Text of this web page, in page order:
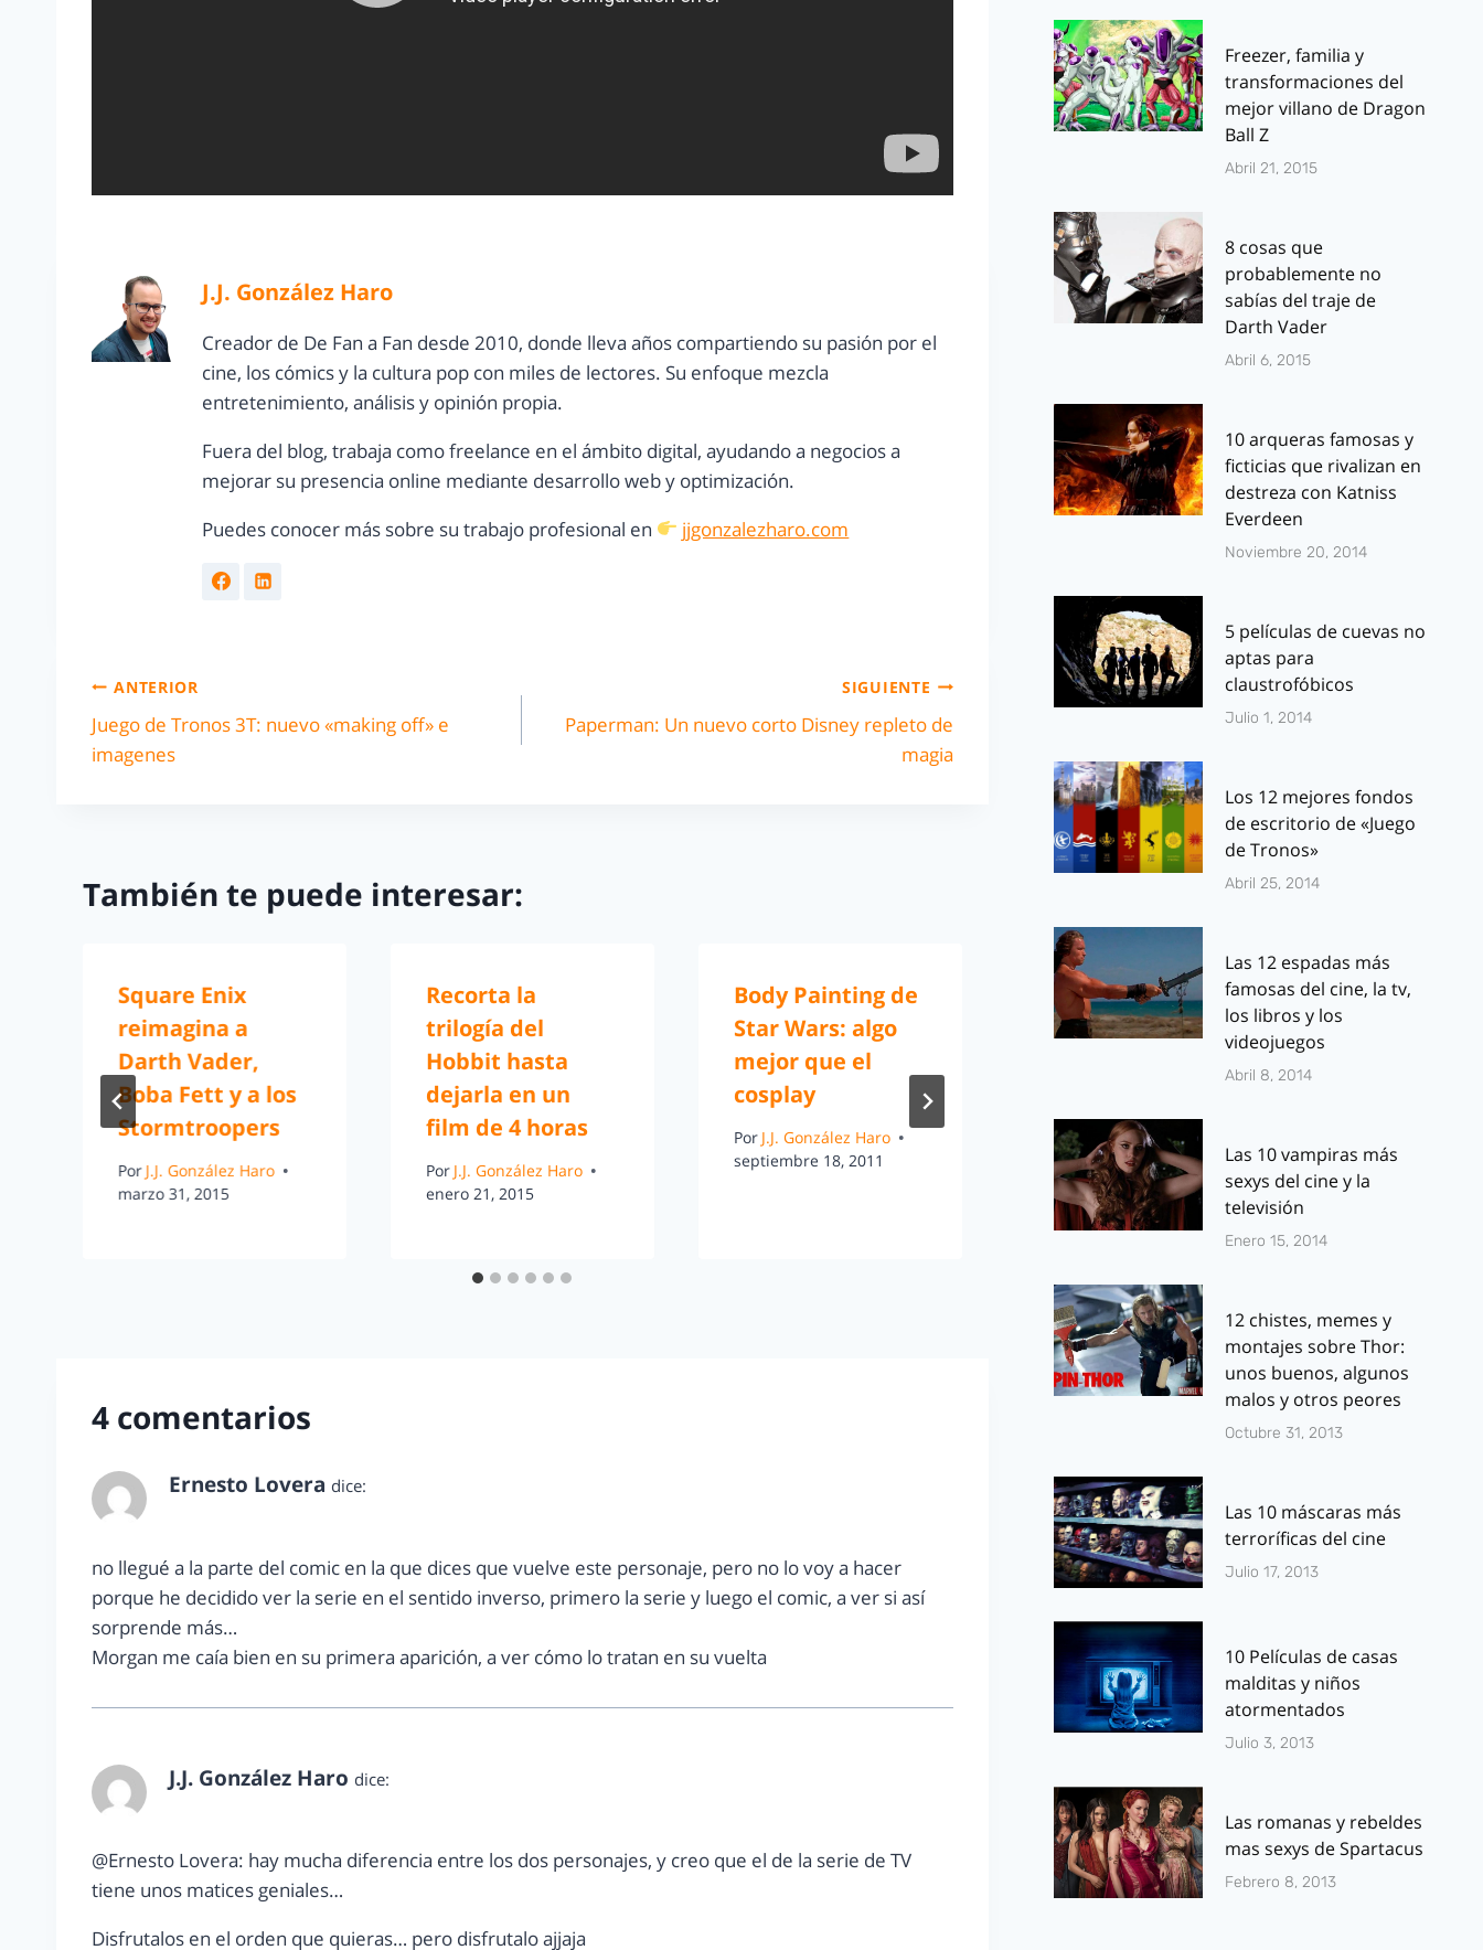
J.J. González Haro
Creador de De Fan a Fan desde 2010, donde lleva años compartiendo su pasión por el
cine, los cómics y la cultura pop con miles de lectores. Su enfoque mezcla
entretenimiento, análisis y opinión propia.
Fuera del blog, trabaja como freelance en el ámbito digital, ayudando a negocios a
mejorar su presencia online mediante desarrollo web y optimización.
Puedes conocer más sobre su trabajo profesional en
jjgonzalezharo.com
ANTERIOR
Juego de Tronos 3T: nuevo «making off» e
imagenes
SIGUIENTE
Paperman: Un nuevo corto Disney repleto de
magia
También te puede interesar:
Square Enix
reimagina a
Darth Vader,
Boba Fett y a los
Stormtroopers
PorJ.J. González Haro
marzo 31, 2015
Recorta la
trilogía del
Hobbit hasta
dejarla en un
film de 4 horas
Por J.J. González Haro
enero 21, 2015
Body Painting de
Star Wars: algo
mejor que el
cosplay
Por J.J. González Haro
septiembre 18, 2011
Primeras
imágenes del
Uno»
PorJ.J. González Haro
abril 20, 2011
Super 8:
mayo 29, 2011
4 comentarios
Ernesto Lovera dice:
no llegué a la parte del comic en la que dices que vuelve este personaje, pero no lo voy a hacer
porque he decidido ver la serie en el sentido inverso, primero la serie y luego el comic, a ver si así
sorprende más…
Morgan me caía bien en su primera aparición, a ver cómo lo tratan en su vuelta
J.J. González Haro dice:
@Ernesto Lovera: hay mucha diferencia entre los dos personajes, y creo que el de la serie de TV
tiene unos matices geniales…
Disfrutalos en el orden que quieras… pero disfrutalo ajjaja
Freezer, familia y
transformaciones del
mejor villano de Dragon
Ball Z
Abril 21, 2015
8 cosas que
probablemente no
sabías del traje de
Darth Vader
Abril 6, 2015
10 arqueras famosas y
ficticias que rivalizan en
destreza con Katniss
Everdeen
Noviembre 20, 2014
5 películas de cuevas no
aptas para
claustrofóbicos
Julio 1, 2014
Los 12 mejores fondos
de escritorio de «Juego
de Tronos»
Abril 25, 2014
Las 12 espadas más
famosas del cine, la tv,
los libros y los
videojuegos
Abril 8, 2014
Las 10 vampiras más
sexys del cine y la
televisión
Enero 15, 2014
12 chistes, memes y
montajes sobre Thor:
unos buenos, algunos
malos y otros peores
Octubre 31, 2013
Las 10 máscaras más
terroríficas del cine
Julio 17, 2013
10 Películas de casas
malditas y niños
atormentados
Julio 3, 2013
Las romanas y rebeldes
mas sexys de Spartacus
Febrero 8, 2013